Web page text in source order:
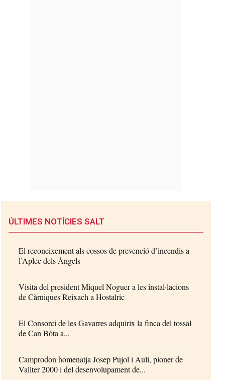
ÚLTIMES NOTÍCIES SALT
El reconeixement als cossos de prevenció d’incendis a
l’Aplec dels Àngels
Visita del president Miquel Noguer a les instal·lacions
de Càrniques Reixach a Hostalric
El Consorci de les Gavarres adquirix la finca del tossal
de Can Bóta a...
Camprodon homenatja Josep Pujol i Aulí, pioner de
Vallter 2000 i del desenvolupament de...